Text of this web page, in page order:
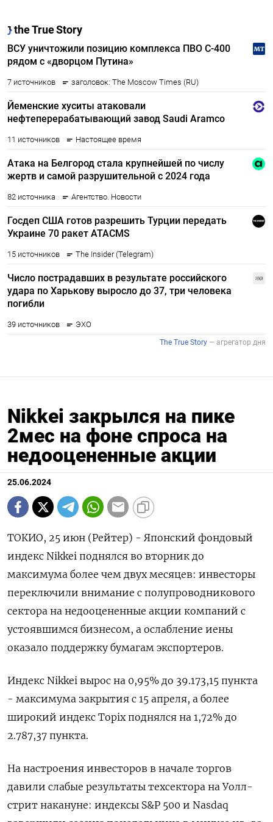
Nikkei закрылся на пике
2мес на фоне спроса на
недооцененные акции
25.06.2024
ТОКИО, 25 июн (Рейтер) - Японский фондовый
индекс Nikkei поднялся во вторник до
максимума более чем двух месяцев: инвесторы
переключили внимание с полупроводникового
сектора на недооцененные акции компаний с
устоявшимся бизнесом, а ослабление иены
оказало поддержку бумагам экспортеров.
Индекс Nikkei вырос на 0,95% до 39.173,15 пункта
- максимума закрытия с 15 апреля, а более
широкий индекс Topix поднялся на 1,72% до
2.787,37 пункта.
На настроения инвесторов в начале торгов
давили слабые результаты техсектора на Уолл-
стрит накануне: индексы S&P 500 и Nasdaq